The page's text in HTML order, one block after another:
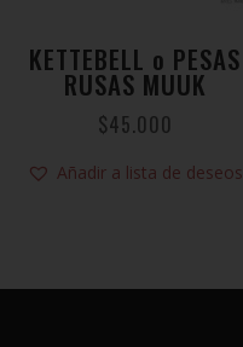
KETTEBELL o PESAS
RUSAS MUUK
$45.000
Añadir a lista de deseos